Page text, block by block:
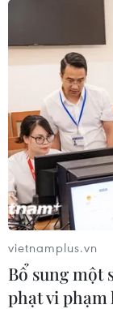
Tiên
Nhật Bản
ứng modul cỡ
05/08/2026 04:59
Mỹ mở rộng
đồng yen
Á
05/08/2026 04:26
vietnamplus.vn
Bổ sung một
phạt vi phạm